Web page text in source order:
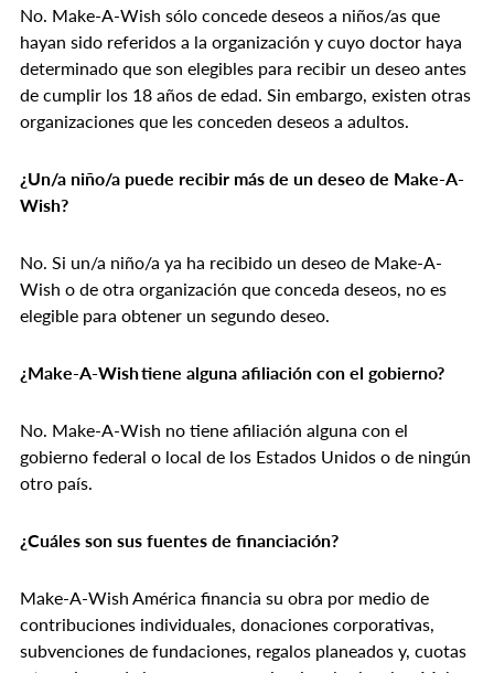
No. Make-A-Wish sólo concede deseos a niños/as que
hayan sido referidos a la organización y cuyo doctor haya
determinado que son elegibles para recibir un deseo antes
de cumplir los 18 años de edad. Sin embargo, existen otras
organizaciones que les conceden deseos a adultos.
¿Un/a niño/a puede recibir más de un deseo de Make-A-
Wish?
No. Si un/a niño/a ya ha recibido un deseo de Make-A-
Wish o de otra organización que conceda deseos, no es
elegible para obtener un segundo deseo.
¿Make-A-Wish tiene alguna afiliación con el gobierno?
No. Make-A-Wish no tiene afiliación alguna con el
gobierno federal o local de los Estados Unidos o de ningún
otro país.
¿Cuáles son sus fuentes de financiación?
Make-A-Wish América financia su obra por medio de
contribuciones individuales, donaciones corporativas,
subvenciones de fundaciones, regalos planeados y, cuotas